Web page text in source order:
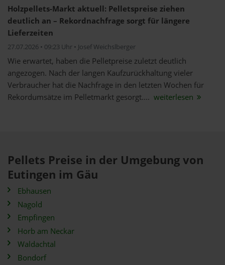
Holzpellets-Markt aktuell: Pelletspreise ziehen
deutlich an – Rekordnachfrage sorgt für längere
Lieferzeiten
27.07.2026 • 09:23 Uhr • Josef Weichslberger
Wie erwartet, haben die Pelletpreise zuletzt deutlich
angezogen. Nach der langen Kaufzurückhaltung vieler
Verbraucher hat die Nachfrage in den letzten Wochen für
Rekordumsätze im Pelletmarkt gesorgt.... weiterlesen
Pellets Preise in der Umgebung von
Eutingen im Gäu
Ebhausen
Nagold
Empfingen
Horb am Neckar
Waldachtal
Bondorf